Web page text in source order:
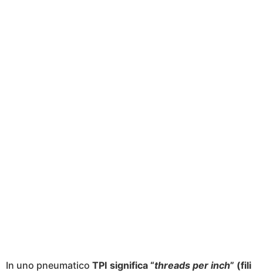
In uno pneumatico TPI significa “threads per inch” (fili